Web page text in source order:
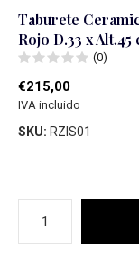
Taburete
Rojo D.33 x Alt.45
(0)
€215,00
IVA incluido
SKU: RZIS01